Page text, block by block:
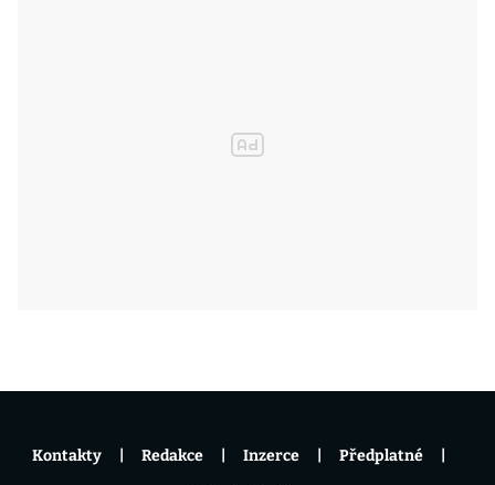
Kontakty Redakce Inzerce Předplatné